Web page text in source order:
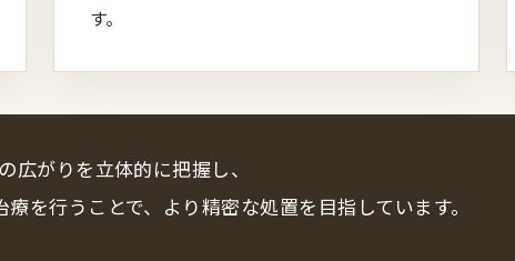
す。
広がりを立体的に把握し、
を行うことで、より精密な処置を目指しています。